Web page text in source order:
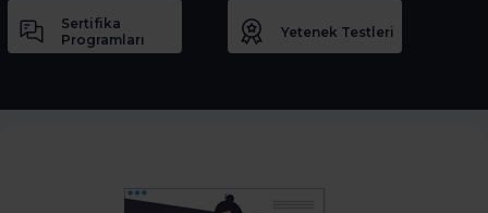
Sertifika
Programları
Yetenek Testleri